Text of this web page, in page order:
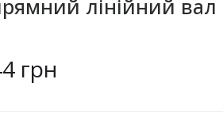
лінійний вал
грн